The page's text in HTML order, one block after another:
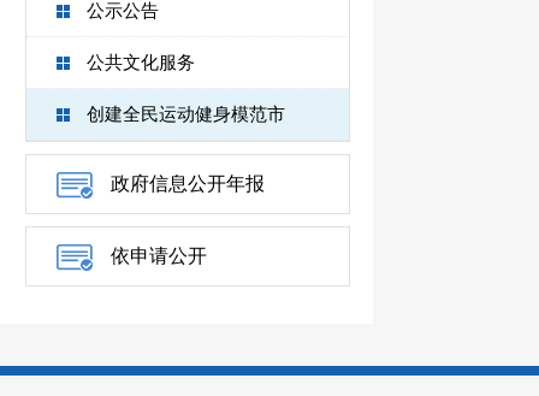
公示公告
公共文化服务
创建全民运动健身模范市
政府信息公开年报
依申请公开